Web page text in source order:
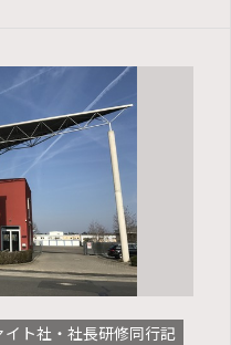
イト社・社長研修同行記